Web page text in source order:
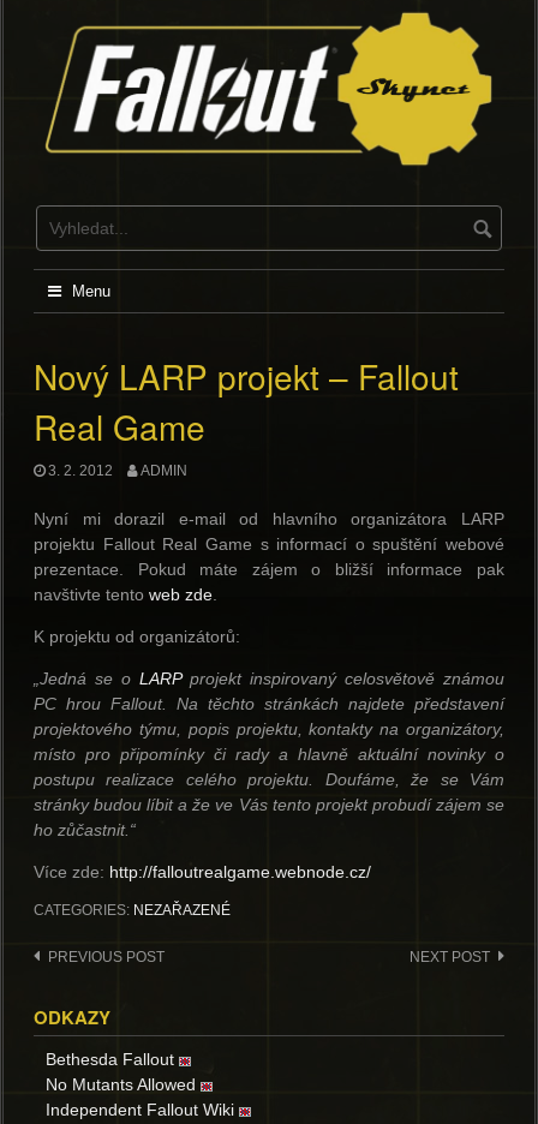
Menu
Nový LARP projekt – Fallout
Real Game
3. 2. 2012 ADMIN
Nyní mi dorazil e-mail od hlavního organizátora LARP
projektu Fallout Real Game s informací o spuštění webové
prezentace. Pokud máte zájem o bližší informace pak
navštivte tento web zde.
K projektu od organizátorů:
„Jedná se o LARPprojekt inspirovaný celosvětově známou
PC hrou Fallout. Na těchto stránkách najdete představení
projektového týmu, popis projektu, kontakty na organizátory,
místo pro připomínky či rady a hlavně aktuální novinky o
postupu realizace celého projektu. Doufáme, že se Vám
stránky budou líbit a že ve Vás tento projekt probudí zájem se
ho zůčastnit.“
Více zde: http://falloutrealgame.webnode.cz/
CATEGORIES: NEZAŘAZENÉ
Post
PREVIOUS POST NEXT POST
ODKAZY
Bethesda Fallout
No Mutants Allowed
Independent Fallout Wiki